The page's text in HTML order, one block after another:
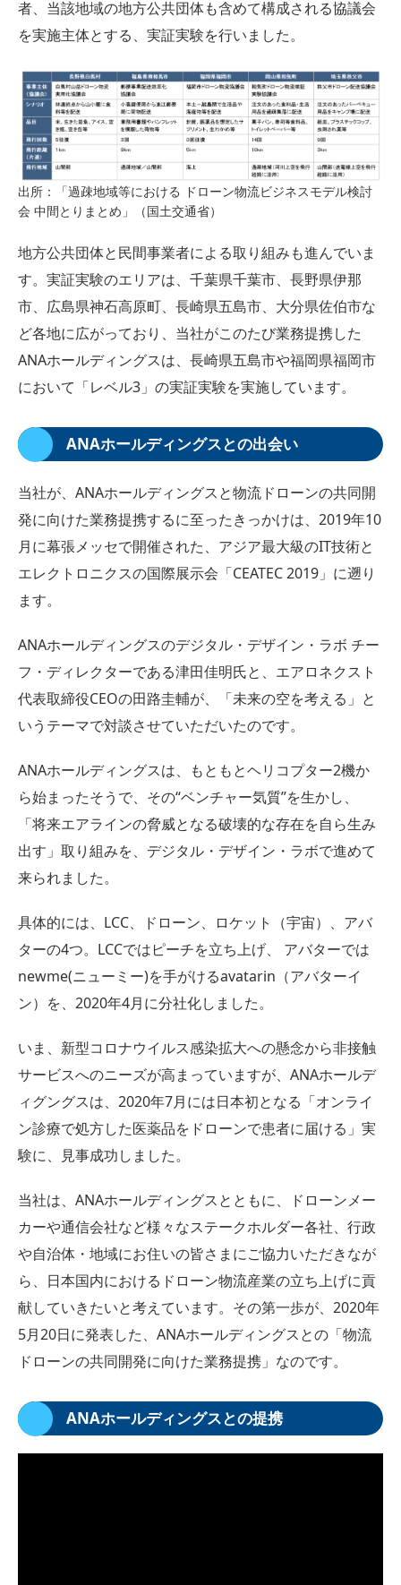
者、当該地域の地方公共団体も含めて構成される協議会
を実施主体とする、実証実験を行いました。
出所：「過疎地域等における ドローン物流ビジネスモデル検討
会 中間とりまとめ」（国土交通省）
地方公共団体と民間事業者による取り組みも進んでいま
す。実証実験のエリアは、千葉県千葉市、長野県伊那
市、広島県神石高原町、長崎県五島市、大分県佐伯市な
ど各地に広がっており、当社がこのたび業務提携した
ANAホールディングスは、長崎県五島市や福岡県福岡市
において「レベル3」の実証実験を実施しています。
ANAホールディングスとの出会い
当社が、ANAホールディングスと物流ドローンの共同開
発に向けた業務提携するに至ったきっかけは、2019年10
月に幕張メッセで開催された、アジア最大級のIT技術と
エレクトロニクスの国際展示会「CEATEC 2019」に遡り
ます。
ANAホールディングスのデジタル・デザイン・ラボ チー
フ・ディレクターである津田佳明氏と、エアロネクスト
代表取締役CEOの田路圭輔が、「未来の空を考える」と
いうテーマで対談させていただいたのです。
ANAホールディングスは、もともとヘリコプター2機か
ら始まったそうで、その“ベンチャー気質”を生かし、
「将来エアラインの脅威となる破壊的な存在を自ら生み
出す」取り組みを、デジタル・デザイン・ラボで進めて
来られました。
具体的には、LCC、ドローン、ロケット（宇宙）、アバ
ターの4つ。LCCではピーチを立ち上げ、 アバターでは
newme(ニューミー)を手がけるavatarin（アバターイ
ン）を、2020年4月に分社化しました。
いま、新型コロナウイルス感染拡大への懸念から非接触
サービスへのニーズが高まっていますが、ANAホールデ
ィグングスは、2020年7月には日本初となる「オンライ
ン診療で処方した医薬品をドローンで患者に届ける」実
験に、見事成功しました。
当社は、ANAホールディングスとともに、ドローンメー
カーや通信会社など様々なステークホルダー各社、行政
や自治体・地域にお住いの皆さまにご協力いただきなが
ら、日本国内におけるドローン物流産業の立ち上げに貢
献していきたいと考えています。その第一歩が、2020年
5月20日に発表した、ANAホールディングスとの「物流
ドローンの共同開発に向けた業務提携」なのです。
ANAホールディングスとの提携